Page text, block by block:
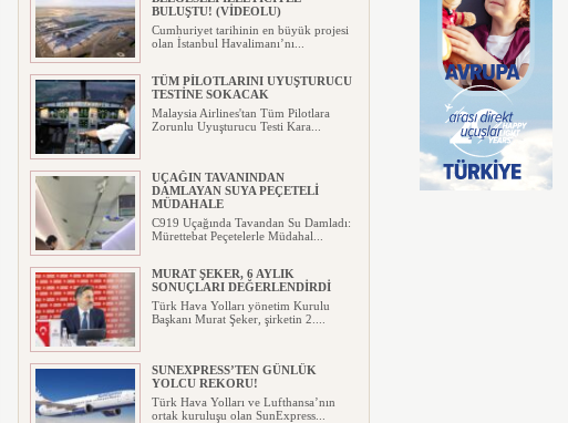
BULUŞTU! (VİDEOLU)
Cumhuriyet tarihinin en büyük projesi
olan İstanbul Havalimanı’nı...
TÜM PİLOTLARINI UYUŞTURUCU
TESTİNE SOKACAK
Malaysia Airlines'tan Tüm Pilotlara
Zorunlu Uyuşturucu Testi Kara...
UÇAĞIN TAVANINDAN
DAMLAYAN SUYA PEÇETELİ
MÜDAHALE
C919 Uçağında Tavandan Su Damladı:
Mürettebat Peçetelerle Müdahal...
MURAT ŞEKER, 6 AYLIK
SONUÇLARI DEĞERLENDİRDİ
Türk Hava Yolları yönetim Kurulu
Başkanı Murat Şeker, şirketin 2....
SUNEXPRESS’TEN GÜNLÜK
YOLCU REKORU!
Türk Hava Yolları ve Lufthansa’nın
ortak kuruluşu olan SunExpress...